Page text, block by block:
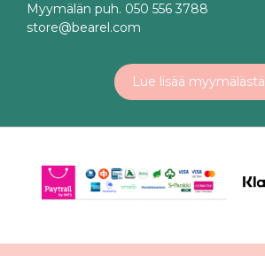
Myymälän puh. 050 556 3788
store@bearel.com
Lue lisää myymälästä